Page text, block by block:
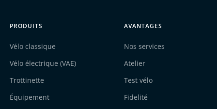
PRODUITS
Vélo classique
Vélo électrique (VAE)
Trottinette
Équipement
AVANTAGES
Nos services
Atelier
Test vélo
Fidelité